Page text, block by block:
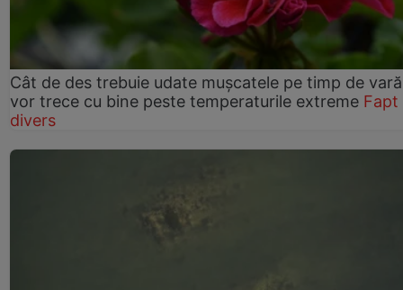
Cât de des trebuie udate mușcatele pe timp de
vor trece cu bine peste temperaturile extreme Fapt
divers